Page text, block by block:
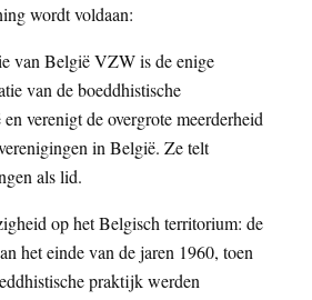
wordt voldaan:
van België VZW is de enige
van de boeddhistische
verenigt de overgrote meerderheid
in België. Ze telt
als lid.
op het Belgisch territorium: de
het einde van de jaren 1960, toen
praktijk werden